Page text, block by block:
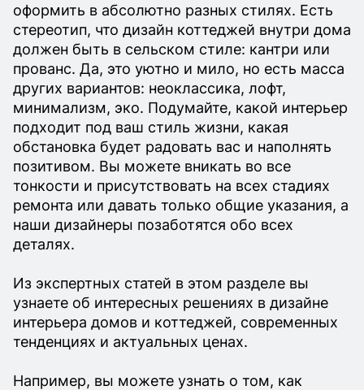
оформить в абсолютно разных стилях. Есть
стереотип, что дизайн коттеджей внутри дома
должен быть в сельском стиле: кантри или
прованс. Да, это уютно и мило, но есть масса
других вариантов: неоклассика, лофт,
минимализм, эко. Подумайте, какой интерьер
подходит под ваш стиль жизни, какая
обстановка будет радовать вас и наполнять
позитивом. Вы можете вникать во все
тонкости и присутствовать на всех стадиях
ремонта или давать только общие указания, а
наши дизайнеры позаботятся обо всех
деталях.
Из экспертных статей в этом разделе вы
узнаете об интересных решениях в дизайне
интерьера домов и коттеджей, современных
тенденциях и актуальных ценах.
Например, вы можете узнать о том, как